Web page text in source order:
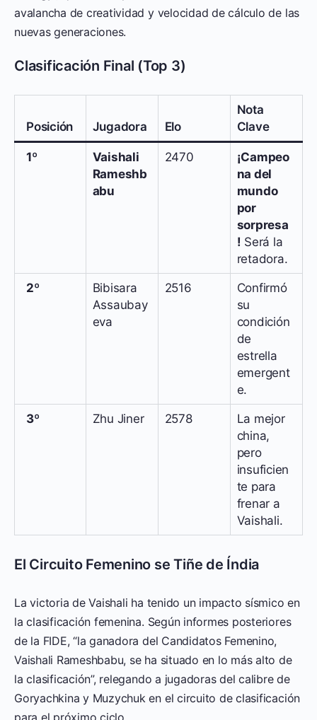
avalancha de creatividad y velocidad de cálculo de las
nuevas generaciones.
Clasificación Final (Top 3)
Posición Jugadora Elo
Nota
Clave
1º
Vaishali
Rameshb
abu
2470
¡Campeo
na del
mundo
por
sorpresa
! Será la
retadora.
2º
Bibisara
Assaubay
eva
2516
Confirmó
su
condición
de
estrella
emergent
e.
3º Zhu Jiner 2578
La mejor
china,
pero
insuficien
te para
frenar a
Vaishali.
El Circuito Femenino se Tiñe de Índia
La victoria de Vaishali ha tenido un impacto sísmico en
la clasificación femenina. Según informes posteriores
de la FIDE, “la ganadora del Candidatos Femenino,
Vaishali Rameshbabu, se ha situado en lo más alto de
la clasificación”, relegando a jugadoras del calibre de
Goryachkina y Muzychuk en el circuito de clasificación